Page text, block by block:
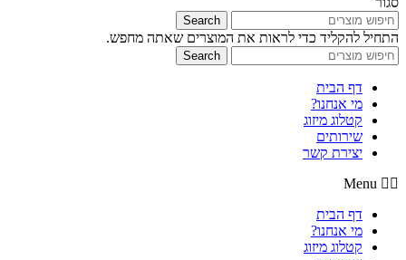
Search
התחיל להקליד כדי לראות את המוצרים שאתה מחפש.
Search
דף הבית
מי אנחנו?
קטלוג מיזוג
שירותים
יצירת קשר
Menu
דף הבית
מי אנחנו?
קטלוג מיזוג